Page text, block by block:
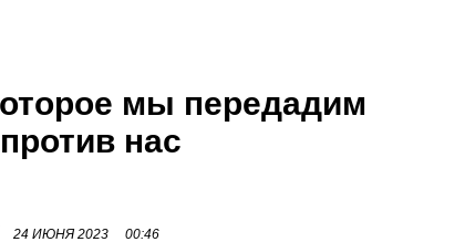
мы передадим
нас
24 ИЮНЯ 2023 00:46